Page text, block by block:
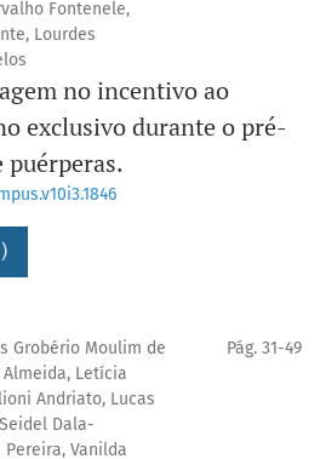
Fontenele,
Lourdes
no incentivo ao
exclusivo durante o pré-
puérperas.
Grobério Moulim de
Letícia
Andriato, Lucas
Dala-
Vanilda
Pág. 31-49